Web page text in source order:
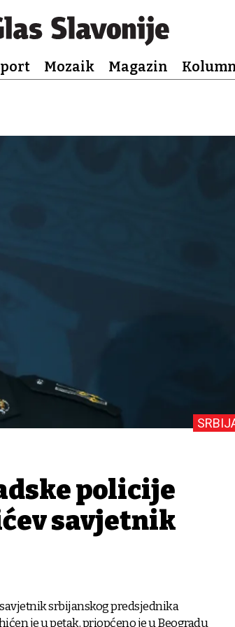
Mozaik Magazin
policije
savjetnik
srbijanskog predsjednika
je u petak, priopćeno je u Beogradu